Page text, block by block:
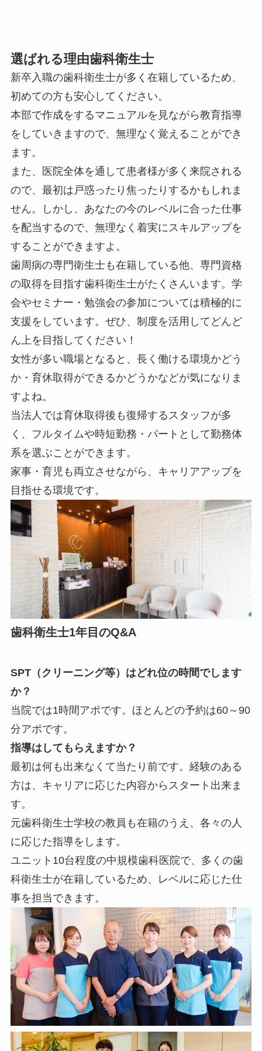
選ばれる理由歯科衛生士
新卒入職の歯科衛生士が多く在籍しているため、
初めての方も安心してください。
本部で作成をするマニュアルを見ながら教育指導
をしていきますので、無理なく覚えることができ
ます。
また、医院全体を通して患者様が多く来院される
ので、最初は戸惑ったり焦ったりするかもしれま
せん。しかし、あなたの今のレベルに合った仕事
を配当するので、無理なく着実にスキルアップを
することができますよ。
歯周病の専門衛生士も在籍している他、専門資格
の取得を目指す歯科衛生士がたくさんいます。 学
会やセミナー・勉強会の参加については積極的に
支援をしています。ぜひ、制度を活用してどんど
ん上を目指してください！
女性が多い職場となると、長く働ける環境かどう
か・育休取得ができるかどうかなどが気になりま
すよね。
当法人では育休取得後も復帰するスタッフが多
く、フルタイムや時短勤務・パートとして勤務体
系を選ぶことができます。
家事・育児も両立させながら、キャリアアップを
目指せる環境です。
歯科衛生士1年目のQ&A
SPT（クリーニング等）はどれ位の時間でします
か？
当院では1時間アポです。ほとんどの予約は60～90
分アポです。
指導はしてもらえますか？
最初は何も出来なくて当たり前です。経験のある
方は、キャリアに応じた内容からスタート出来ま
す。
元歯科衛生士学校の教員も在籍のうえ、各々の人
に応じた指導をします。
ユニット10台程度の中規模歯科医院で、多くの歯
科衛生士が在籍しているため、レベルに応じた仕
事を担当できます。